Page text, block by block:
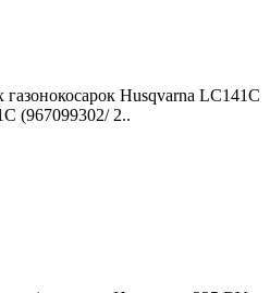
газонокосарок Husqvarna LC141C
(967099302/ 2..